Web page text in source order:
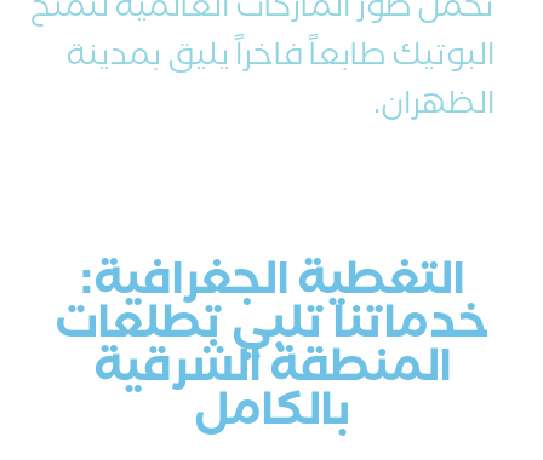
البوتيك طابعاً فاخراً يليق بمدينة
الظهران.
التغطية الجغرافية:
خدماتنا تلبي تطلعات
المنطقة الشرقية
بالكامل